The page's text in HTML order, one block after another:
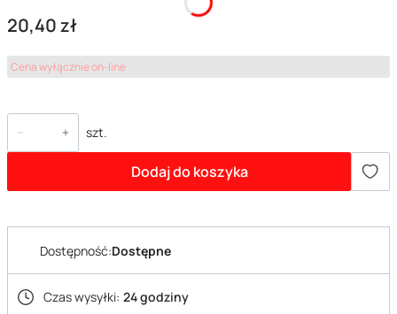
Cena
20,40 zł
Cena wyłącznie on-line
szt.
Dodaj do koszyka
Dostępność:Dostępne
Czas wysyłki: 24 godziny